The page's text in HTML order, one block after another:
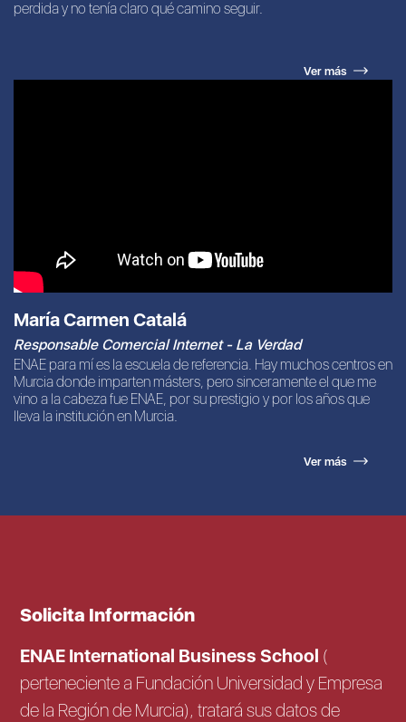
perdida y no tenía claro qué camino seguir.
Ver más
María Carmen Catalá
Responsable Comercial Internet - La Verdad
ENAE para mí es la escuela de referencia. Hay muchos centros en
Murcia donde imparten másters, pero sinceramente el que me
vino a la cabeza fue ENAE, por su prestigio y por los años que
lleva la institución en Murcia.
Ver más
Solicita Información
ENAE International Business School (
perteneciente a Fundación Universidad y Empresa
de la Región de Murcia), tratará sus datos de